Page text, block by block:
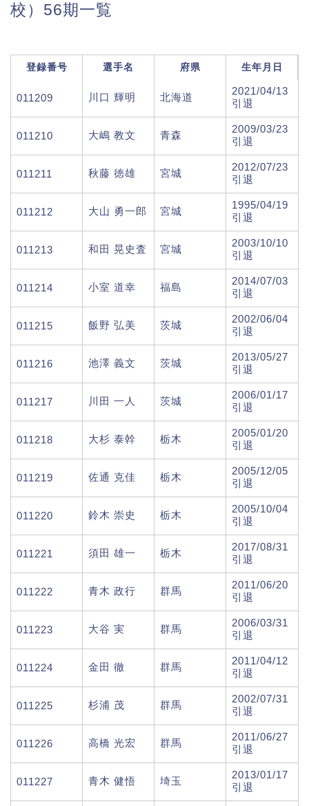
校）56期一覧
登録番号 選手名 府県 生年月日
011209 川口 輝明 北海道
2021/04/13
引退
011210 大嶋 教文 青森
2009/03/23
引退
011211 秋藤 徳雄 宮城
2012/07/23
引退
011212 大山 勇一郎 宮城
1995/04/19
引退
011213 和田 晃史査 宮城
2003/10/10
引退
011214 小室 道幸 福島
2014/07/03
引退
011215 飯野 弘美 茨城
2002/06/04
引退
011216 池澤 義文 茨城
2013/05/27
引退
011217 川田 一人 茨城
2006/01/17
引退
011218 大杉 泰幹 栃木
2005/01/20
引退
011219 佐通 克佳 栃木
2005/12/05
引退
011220 鈴木 崇史 栃木
2005/10/04
引退
011221 須田 雄一 栃木
2017/08/31
引退
011222 青木 政行 群馬
2011/06/20
引退
011223 大谷 実 群馬
2006/03/31
引退
011224 金田 徹 群馬
2011/04/12
引退
011225 杉浦 茂 群馬
2002/07/31
引退
011226 高橋 光宏 群馬
2011/06/27
引退
011227 青木 健悟 埼玉
2013/01/17
引退